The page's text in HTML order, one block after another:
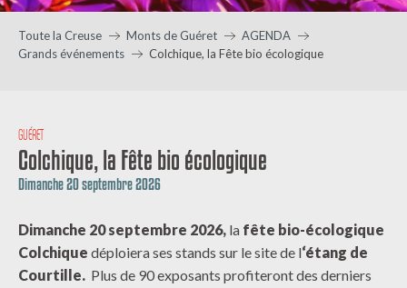
Toute la Creuse Monts de Guéret
AGENDA
Grands événements
Colchique, la Fête bio écologique
GUÉRET
Colchique, la Fête bio écologique
Dimanche 20 septembre 2026
Dimanche 20 septembre 2026, la fête bio-écologique
Colchique déploiera ses stands sur le site de l‘étang de
Courtille. Plus de 90 exposants profiteront des derniers